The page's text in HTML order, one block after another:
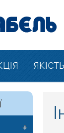
ЯКІСТЬ